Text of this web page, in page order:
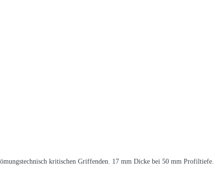
kritischen Griffenden. 17 mm Dicke bei 50 mm Profiltiefe.